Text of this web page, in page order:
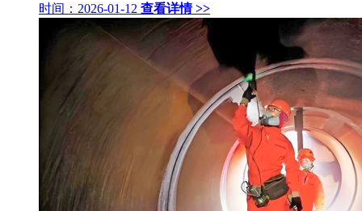
时间：2026-01-12 查看详情 >>